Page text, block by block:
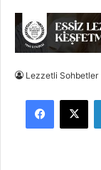
Lezzetli Sohbetler
Facebook
X